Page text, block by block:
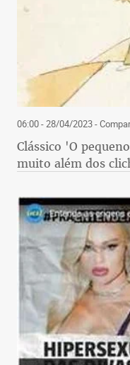
06:00 - 28/04/2023-
Clássico 'O
muito além dos